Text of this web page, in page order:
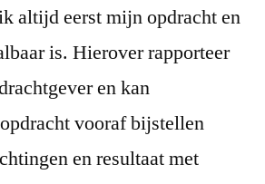
altijd eerst mijn opdracht en
is. Hierover rapporteer
en kan
vooraf bijstellen
en resultaat met